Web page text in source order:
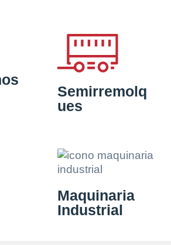
Semirremolq
ues
Maquinaria
Industrial